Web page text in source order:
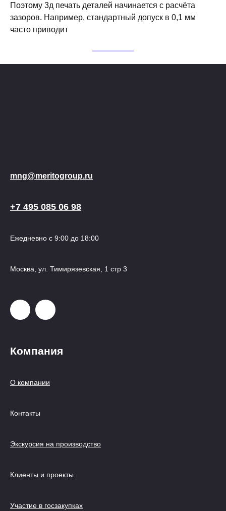
Поэтому 3д печать деталей начинается с расчёта
зазоров. Например, стандартный допуск в 0,1 мм
часто приводит
mng@meritogroup.ru
+7 495 085 06 98
Ежедневно с 9:00 до 18:00
Москва, ул. Тимирязевская, 1 стр 3
Компания
О компании
Контакты
Экскурсия на производство
Клиенты и проекты
Участие в госзакупках